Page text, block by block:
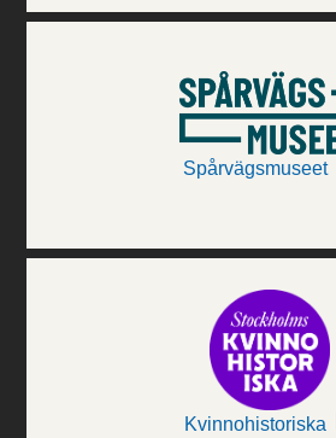
Spårvägsmuseet
Kvinnohistoriska